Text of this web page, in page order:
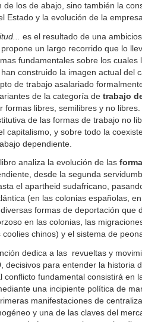
de los de abajo, sino también la
Estado y la evolución de la
es el resultado de una
un largo recorrido que lo
fundamentales sobre los
construido la imagen actual del
de trabajo asalariado
de la categoría de trabajo
formas libres, semilibres y no
de las formas de trabajo no
capitalismo, y sobre todo la
dependiente.
analiza la evolución de las
desde la segunda
el apartheid sudafricano,
(en las colonias españolas,
formas de deportación que
en las colonias, las
coolies chinos) y el sistema de
dedica a las revueltas y
decisivos para entender la historia
conflicto fundamental consistirá en
una incipiente política de
manifestaciones de
y una de las claves del